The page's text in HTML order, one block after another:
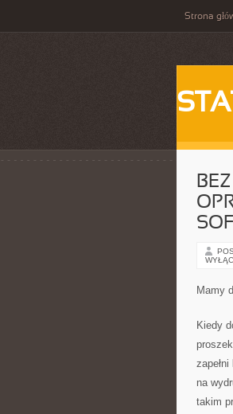
Strona
Mamy
Kiedy
na
takim